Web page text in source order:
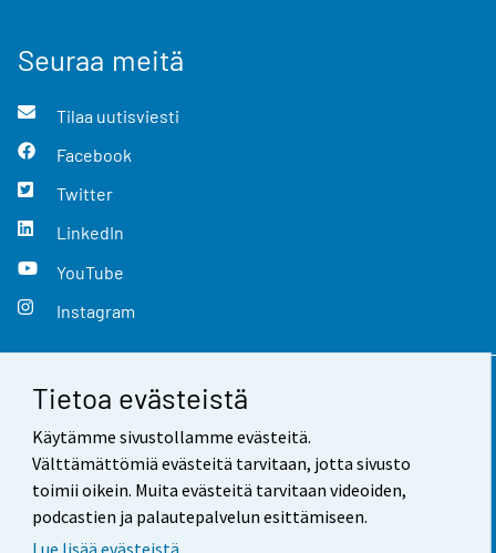
Tietoa evästeistä
Käytämme sivustollamme evästeitä.
Välttämättömiä evästeitä tarvitaan, jotta sivusto
toimii oikein. Muita evästeitä tarvitaan videoiden,
podcastien ja palautepalvelun esittämiseen.
Seuraa meitä
Tilaa uutisviesti
Facebook
Twitter
LinkedIn
YouTube
Instagram
Yhteystiedot
Palaute
Käyttöehdot